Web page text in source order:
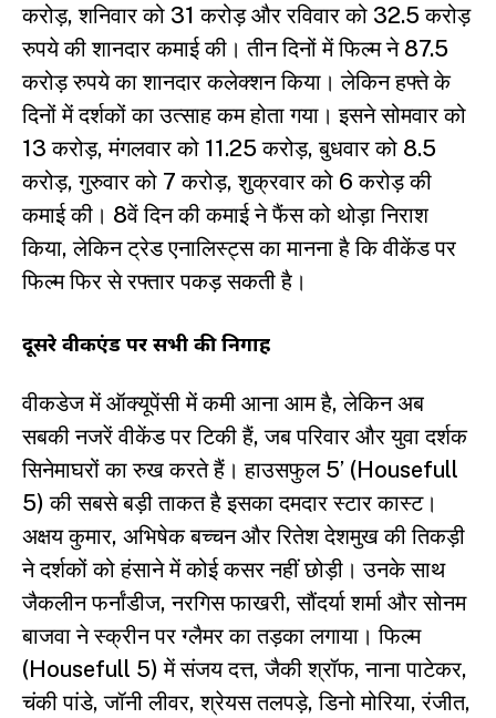
करोड़, शनिवार को 31 करोड़ और रविवार को 32.5 करोड़
रुपये की शानदार कमाई की। तीन दिनों में फिल्म ने 87.5
करोड़ रुपये का शानदार कलेक्शन किया। लेकिन हफ्ते के
दिनों में दर्शकों का उत्साह कम होता गया। इसने सोमवार को
13 करोड़, मंगलवार को 11.25 करोड़, बुधवार को 8.5
करोड़, गुरुवार को 7 करोड़, शुक्रवार को 6 करोड़ की
कमाई की। 8वें दिन की कमाई ने फैंस को थोड़ा निराश
किया, लेकिन ट्रेड एनालिस्ट्स का मानना है कि वीकेंड पर
फिल्म फिर से रफ्तार पकड़ सकती है।
दूसरे वीकएंड पर सभी की निगाहें
वीकडेज में ऑक्यूपेंसी में कमी आना आम है, लेकिन अब
सबकी नजरें वीकेंड पर टिकी हैं, जब परिवार और युवा दर्शक
सिनेमाघरों का रुख करते हैं। हाउसफुल 5’ (Housefull
5) की सबसे बड़ी ताकत है इसका दमदार स्टार कास्ट।
अक्षय कुमार, अभिषेक बच्चन और रितेश देशमुख की तिकड़ी
ने दर्शकों को हंसाने में कोई कसर नहीं छोड़ी। उनके साथ
जैकलीन फर्नांडीज, नरगिस फाखरी, सौंदर्या शर्मा और सोनम
बाजवा ने स्क्रीन पर ग्लैमर का तड़का लगाया। फिल्म
(Housefull 5) में संजय दत्त, जैकी श्रॉफ, नाना पाटेकर,
चंकी पांडे, जॉनी लीवर, श्रेयस तलपड़े, डिनो मोरिया, रंजीत,